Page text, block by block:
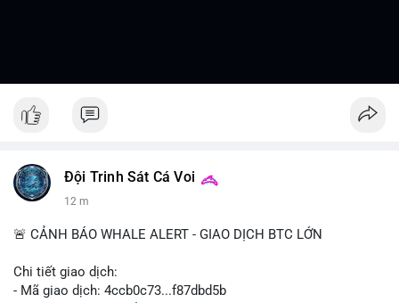
Đội Trinh Sát Cá Voi
12 m
🚨 CẢNH BÁO WHALE ALERT - GIAO DỊCH BTC LỚN
Chi tiết giao dịch:
- Mã giao dịch: 4ccb0c73...f87dbd5b